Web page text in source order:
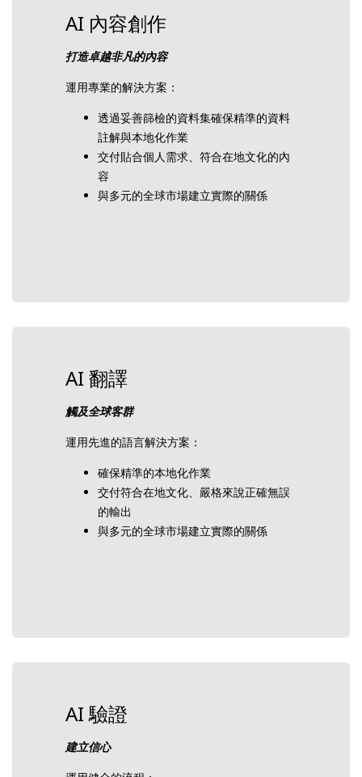
AI 內容創作
打造卓越非凡的內容
運用專業的解決方案：
透過妥善篩檢的資料集確保精準的資料
註解與本地化作業
交付貼合個人需求、符合在地文化的內
容
與多元的全球市場建立實際的關係
AI 翻譯
觸及全球客群
運用先進的語言解決方案：
確保精準的本地化作業
交付符合在地文化、嚴格來說正確無誤
的輸出
與多元的全球市場建立實際的關係
AI 驗證
建立信心